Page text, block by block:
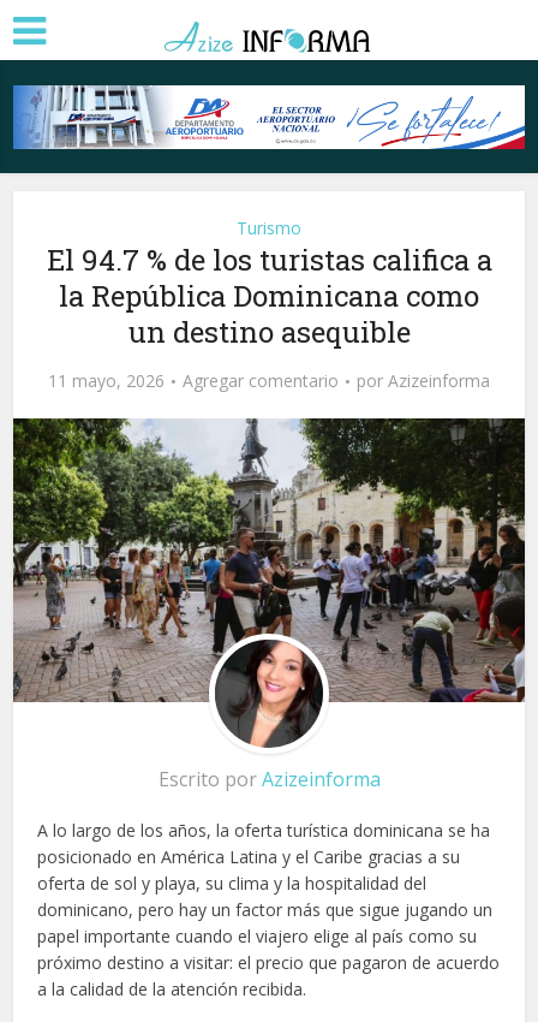
Turismo
El 94.7 % de los turistas califica a
la República Dominicana como
un destino asequible
11 mayo, 2026 Agregar comentario por Azizeinforma
Escrito porAzizeinforma
A lo largo de los años, la oferta turística dominicana se ha
posicionado en América Latina y el Caribe gracias a su
oferta de sol y playa, su clima y la hospitalidad del
dominicano, pero hay un factor más que sigue jugando un
papel importante cuando el viajero elige al país como su
próximo destino a visitar: el precio que pagaron de acuerdo
a la calidad de la atención recibida.